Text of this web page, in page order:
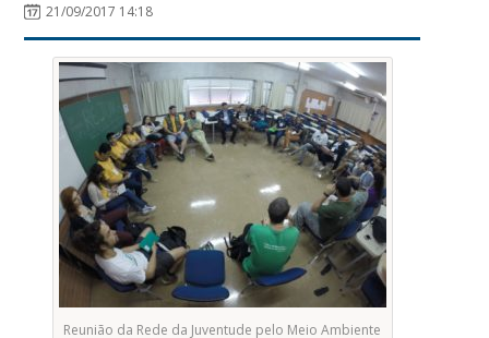
21/09/2017 14:18
Reunião da Rede da Juventude pelo Meio Ambiente